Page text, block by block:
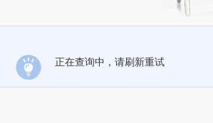
正在查询中，请刷新重试